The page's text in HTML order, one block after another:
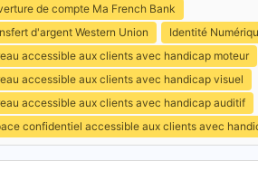
de compte Ma French Bank
d'argent Western Union
Identité
accessible aux clients avec handicap moteur
accessible aux clients avec handicap visuel
accessible aux clients avec handicap auditif
confidentiel accessible aux clients avec